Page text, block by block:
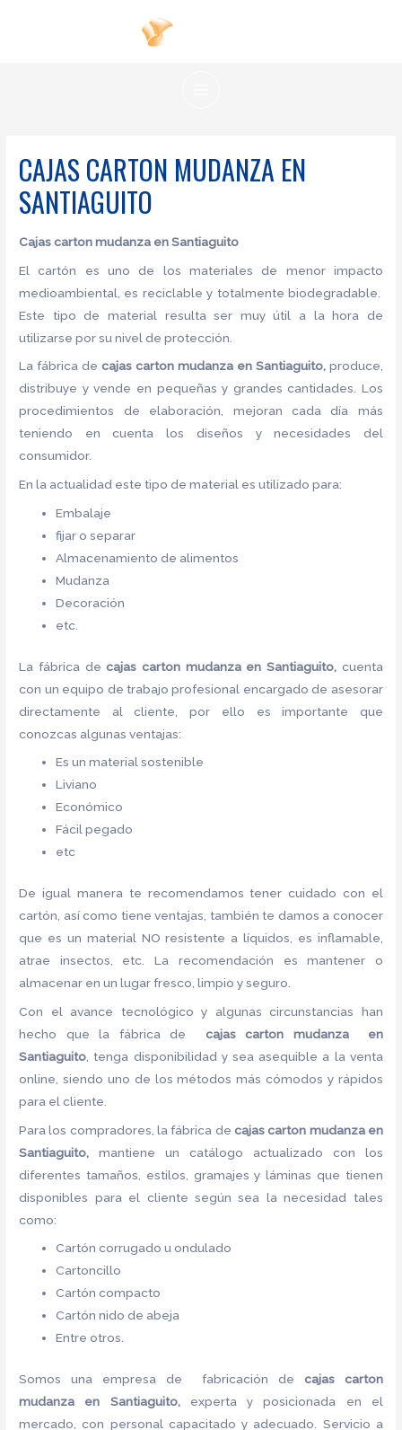
CAJAS CARTON MUDANZA EN
SANTIAGUITO
Cajas carton mudanza en Santiaguito
El cartón es uno de los materiales de menor impacto
medioambiental, es reciclable y totalmente biodegradable.
Este tipo de material resulta ser muy útil a la hora de
utilizarse por su nivel de protección.
La fábrica decajas carton mudanza en Santiaguito,produce,
distribuye y vende en pequeñas y grandes cantidades. Los
procedimientos de elaboración, mejoran cada día más
teniendo en cuenta los diseños y necesidades del
consumidor.
En la actualidad este tipo de material es utilizado para:
Embalaje
fijar o separar
Almacenamiento de alimentos
Mudanza
Decoración
etc.
La fábrica decajas carton mudanza en Santiaguito, cuenta
con un equipo de trabajo profesional encargado de asesorar
directamente al cliente, por ello es importante que
conozcas algunas ventajas:
Es un material sostenible
Liviano
Económico
Fácil pegado
etc
De igual manera te recomendamos tener cuidado con el
cartón, así como tiene ventajas, también te damos a conocer
que es un material NO resistente a líquidos, es inflamable,
atrae insectos, etc. La recomendación es mantener o
almacenar en un lugar fresco, limpio y seguro.
Con el avance tecnológico y algunas circunstancias han
hecho que la fábrica de cajas carton mudanza en
Santiaguito , tenga disponibilidad y sea asequible a la venta
online, siendo uno de los métodos más cómodos y rápidos
para el cliente.
Para los compradores, la fábrica de cajas carton mudanza en
Santiaguito,mantiene un catálogo actualizado con los
diferentes tamaños, estilos, gramajes y láminas que tienen
disponibles para el cliente según sea la necesidad tales
como:
Cartón corrugado u ondulado
Cartoncillo
Cartón compacto
Cartón nido de abeja
Entre otros.
Somos una empresa de fabricación de cajas carton
mudanza en Santiaguito, experta y posicionada en el
mercado, con personal capacitado y adecuado. Servicio a